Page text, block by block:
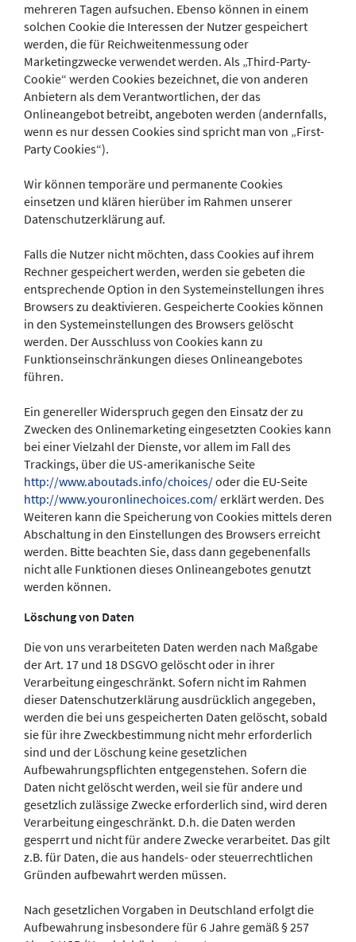
mehreren Tagen aufsuchen. Ebenso können in einem
solchen Cookie die Interessen der Nutzer gespeichert
werden, die für Reichweitenmessung oder
Marketingzwecke verwendet werden. Als „Third-Party-
Cookie“ werden Cookies bezeichnet, die von anderen
Anbietern als dem Verantwortlichen, der das
Onlineangebot betreibt, angeboten werden (andernfalls,
wenn es nur dessen Cookies sind spricht man von „First-
Party Cookies“).
Wir können temporäre und permanente Cookies
einsetzen und klären hierüber im Rahmen unserer
Datenschutzerklärung auf.
Falls die Nutzer nicht möchten, dass Cookies auf ihrem
Rechner gespeichert werden, werden sie gebeten die
entsprechende Option in den Systemeinstellungen ihres
Browsers zu deaktivieren. Gespeicherte Cookies können
in den Systemeinstellungen des Browsers gelöscht
werden. Der Ausschluss von Cookies kann zu
Funktionseinschränkungen dieses Onlineangebotes
führen.
Ein genereller Widerspruch gegen den Einsatz der zu
Zwecken des Onlinemarketing eingesetzten Cookies kann
bei einer Vielzahl der Dienste, vor allem im Fall des
Trackings, über die US-amerikanische Seite
http://www.aboutads.info/choices/oder die EU-Seite
http://www.youronlinechoices.com/erklärt werden. Des
Weiteren kann die Speicherung von Cookies mittels deren
Abschaltung in den Einstellungen des Browsers erreicht
werden. Bitte beachten Sie, dass dann gegebenenfalls
nicht alle Funktionen dieses Onlineangebotes genutzt
werden können.
Löschung von Daten
Die von uns verarbeiteten Daten werden nach Maßgabe
der Art. 17 und 18 DSGVO gelöscht oder in ihrer
Verarbeitung eingeschränkt. Sofern nicht im Rahmen
dieser Datenschutzerklärung ausdrücklich angegeben,
werden die bei uns gespeicherten Daten gelöscht, sobald
sie für ihre Zweckbestimmung nicht mehr erforderlich
sind und der Löschung keine gesetzlichen
Aufbewahrungspflichten entgegenstehen. Sofern die
Daten nicht gelöscht werden, weil sie für andere und
gesetzlich zulässige Zwecke erforderlich sind, wird deren
Verarbeitung eingeschränkt. D.h. die Daten werden
gesperrt und nicht für andere Zwecke verarbeitet. Das gilt
z.B. für Daten, die aus handels- oder steuerrechtlichen
Gründen aufbewahrt werden müssen.
Nach gesetzlichen Vorgaben in Deutschland erfolgt die
Aufbewahrung insbesondere für 6 Jahre gemäß § 257